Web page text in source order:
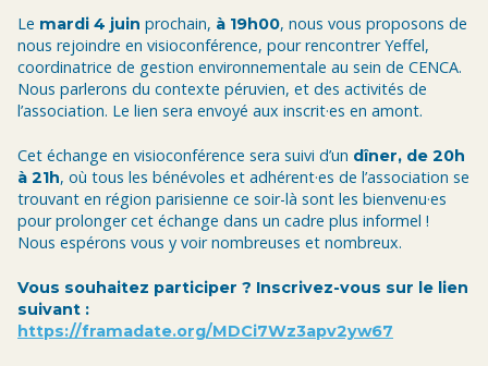
Le mardi 4 juin prochain, à 19h00, nous vous proposons de
nous rejoindre en visioconférence, pour rencontrer Yeffel,
coordinatrice de gestion environnementale au sein de CENCA.
Nous parlerons du contexte péruvien, et des activités de
l’association. Le lien sera envoyé aux inscrit·es en amont.
Cet échange en visioconférence sera suivi d’un dîner, de 20h
à 21h, où tous les bénévoles et adhérent·es de l’association se
trouvant en région parisienne ce soir-là sont les bienvenu·es
pour prolonger cet échange dans un cadre plus informel !
Nous espérons vous y voir nombreuses et nombreux.
Vous souhaitez participer ? Inscrivez-vous sur le lien
suivant :
https://framadate.org/MDCi7Wz3apv2yw67